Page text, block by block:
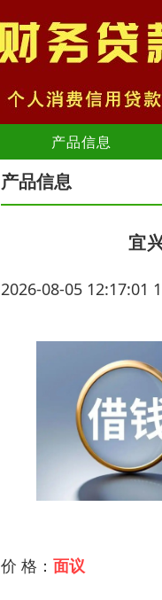
产品信息
产品信息
宜
2026-08-05 12:17:01
价 格： 面议